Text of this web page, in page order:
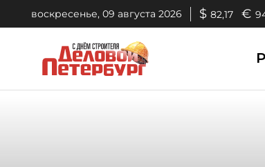
воскресенье, 09 августа 2026 $ 82,17 €